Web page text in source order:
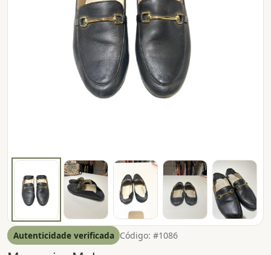
Autenticidade verificada Código: #1086